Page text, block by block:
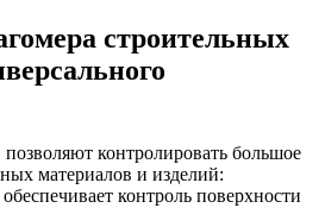
строительных
контролировать большое
материалов и изделий:
контроль поверхности